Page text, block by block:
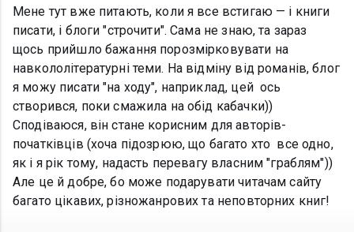
Мене тут вже питають, коли я все встигаю — і книги
писати, і блоги "строчити". Сама не знаю, та зараз
щось прийшло бажання порозмірковувати на
навкололітературні теми. На відміну від романів, блог
я можу писати "на ходу", наприклад, цей ось
створився, поки смажила на обід кабачки))
Сподіваюся, він стане корисним для авторів-
початківців (хоча підозрюю, що багато хто все одно,
як і я рік тому, надасть перевагу власним "граблям"))
Але це й добре, бо може подарувати читачам сайту
багато цікавих, різножанрових та неповторних книг!